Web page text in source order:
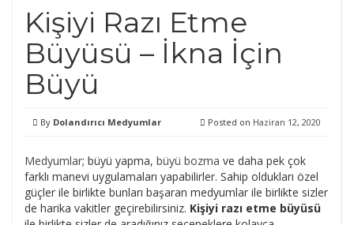
Kişiyi Razı Etme
Büyüsü – İkna İçin
Büyü
By Dolandırıcı Medyumlar Posted on Haziran 12, 2020
Medyumlar; büyü yapma, büyü bozma ve daha pek çok
farklı manevi uygulamaları yapabilirler. Sahip oldukları özel
güçler ile birlikte bunları başaran medyumlar ile birlikte sizler
de harika vakitler geçirebilirsiniz. Kişiyi razı etme büyüsü